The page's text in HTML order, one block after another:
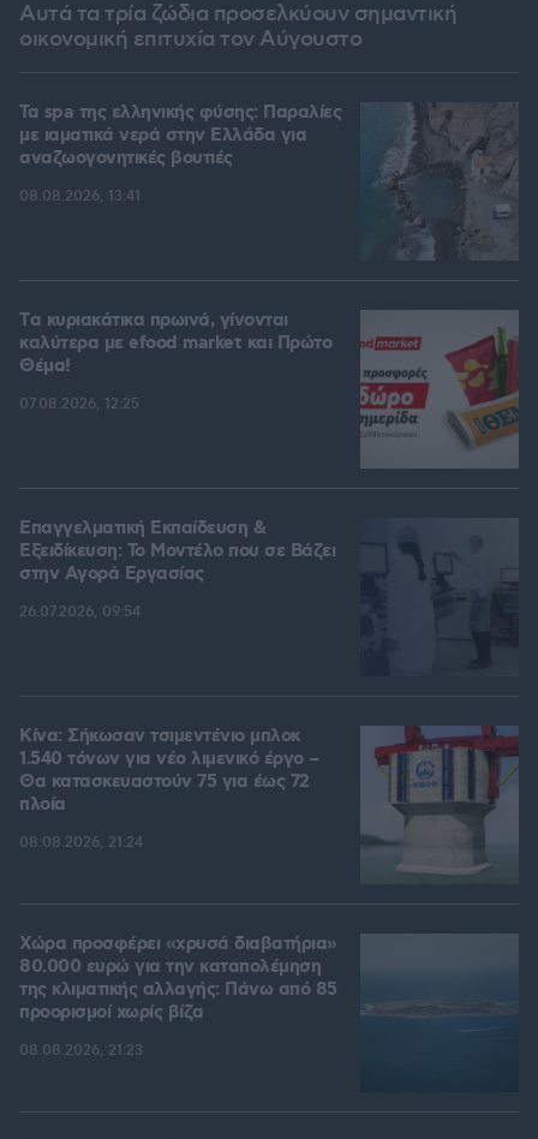
Αυτά τα τρία ζώδια προσελκύουν σημαντική
οικονομική επιτυχία τον Αύγουστο
Τα spa της ελληνικής φύσης: Παραλίες
με ιαματικά νερά στην Ελλάδα για
αναζωογονητικές βουτιές
08.08.2026, 13:41
Tα κυριακάτικα πρωινά, γίνονται
καλύτερα με efood market και Πρώτο
Θέμα!
07.08.2026, 12:25
Επαγγελματική Εκπαίδευση &
Εξειδίκευση: Το Mοντέλο που σε Bάζει
στην Aγορά Eργασίας
26.07.2026, 09:54
Κίνα: Σήκωσαν τσιμεντένιο μπλοκ
1.540 τόνων για νέο λιμενικό έργο –
Θα κατασκευαστούν 75 για έως 72
πλοία
08.08.2026, 21:24
Χώρα προσφέρει «χρυσά διαβατήρια»
80.000 ευρώ για την καταπολέμηση
της κλιματικής αλλαγής: Πάνω από 85
προορισμοί χωρίς βίζα
08.08.2026, 21:23